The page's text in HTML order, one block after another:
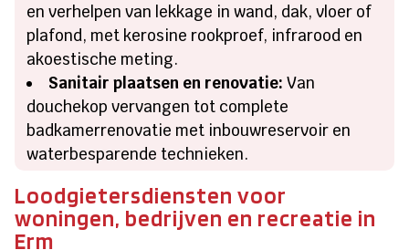
en verhelpen van lekkage in wand, dak, vloer of
plafond, met kerosine rookproef, infrarood en
akoestische meting.
Sanitair plaatsen en renovatie:Van
douchekop vervangen tot complete
badkamerrenovatie met inbouwreservoir en
waterbesparende technieken.
Loodgietersdiensten voor
woningen, bedrijven en recreatie in
Erm